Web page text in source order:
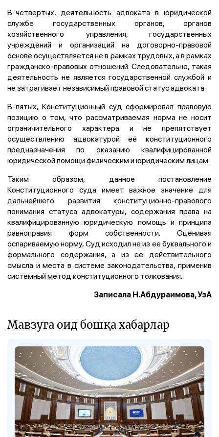
В-четвертых, деятельность адвоката в юридической
службе государственных органов, органов
хозяйственного управления, государственных
учреждений и организаций на договорно-правовой
основе осуществляется не в рамках трудовых, а в рамках
гражданско-правовых отношений. Следовательно, такая
деятельность не является государственной службой и
не затрагивает независимый правовой статус адвоката.
В-пятых, Конституционный суд сформировал правовую
позицию о том, что рассматриваемая норма не носит
ограничительного характера и не препятствует
осуществлению адвокатурой её конституционного
предназначения по оказанию квалифицированной
юридической помощи физическим и юридическим лицам.
Таким образом, данное постановление
Конституционного суда имеет важное значение для
дальнейшего развития конституционно-правового
понимания статуса адвокатуры, содержания права на
квалифицированную юридическую помощь и принципа
равноправия форм собственности. Оценивая
оспариваемую норму, Суд исходил не из ее буквального и
формального содержания, а из ее действительного
смысла и места в системе законодательства, применив
системный метод конституционного толкования.
Записала Н.Абдураимова, УзА
Мавзуга оид бошқа хабарлар